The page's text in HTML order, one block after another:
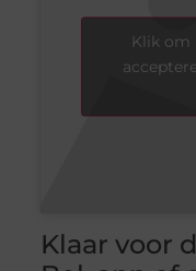
Klik om
Klaar voor